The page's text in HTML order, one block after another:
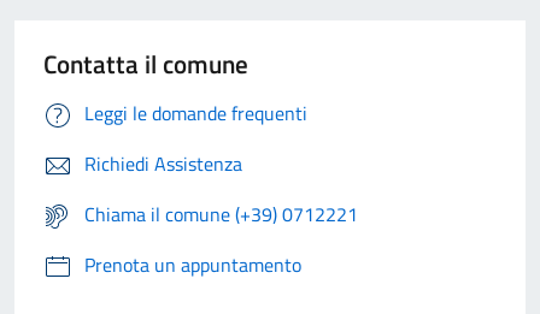
Contatta il comune
Leggi le domande frequenti
Richiedi Assistenza
Chiama il comune (+39) 0712221
Prenota un appuntamento